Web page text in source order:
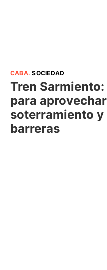
CABA.SOCIEDAD
Tren
para
soterramiento
barreras